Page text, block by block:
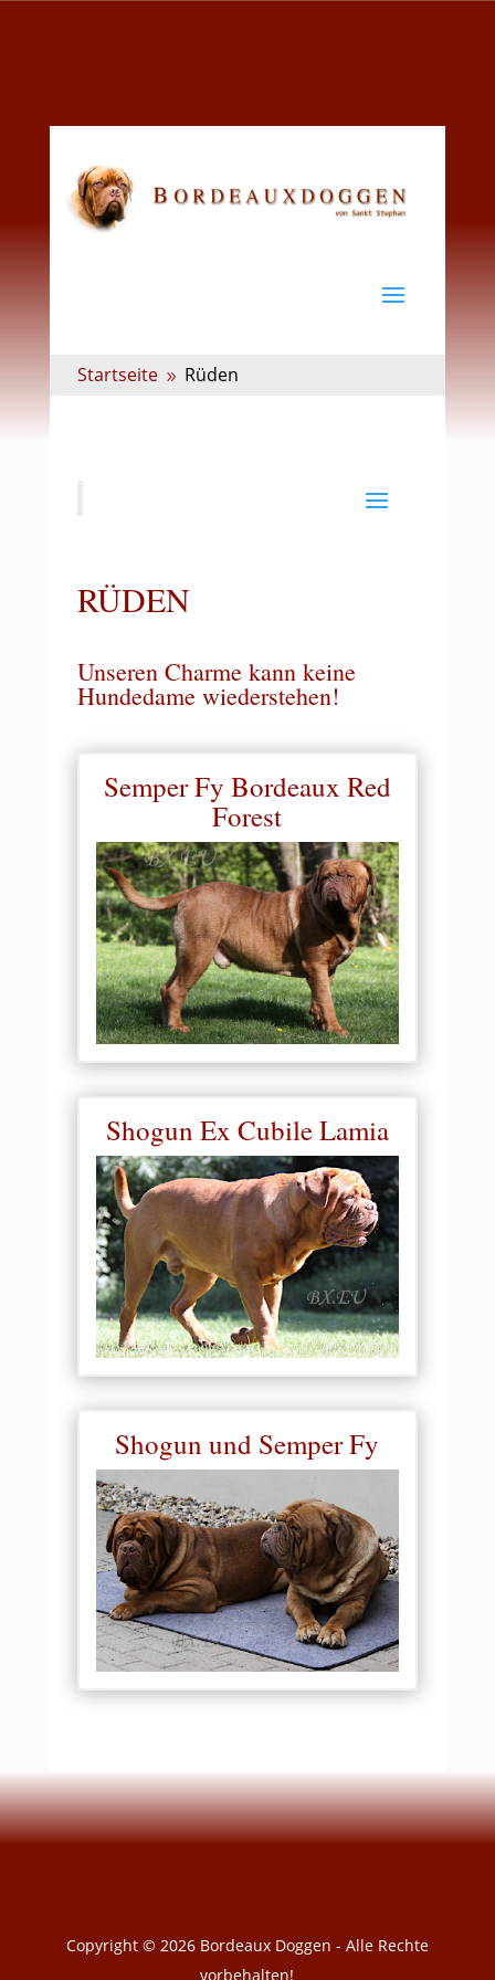
Startseite 9 Rüden
RÜDEN
Unseren Charme kann keine
Hundedame wiederstehen!
Semper Fy Bordeaux Red
Forest
Shogun Ex Cubile Lamia
Shogun und Semper Fy
Copyright © 2026 Bordeaux Doggen - Alle Rechte
vorbehalten!